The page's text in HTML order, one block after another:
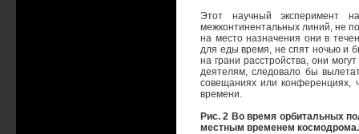
Этот научный эксперимент
межконтинентальных линий, не
на место назначения они в
для еды время, не спят ночью и
на грани расстройства, они
деятелям, следовало бы
совещаниях или конференциях,
времени.
Рис. 2 Во время орбитальных
местным временем космодрома.